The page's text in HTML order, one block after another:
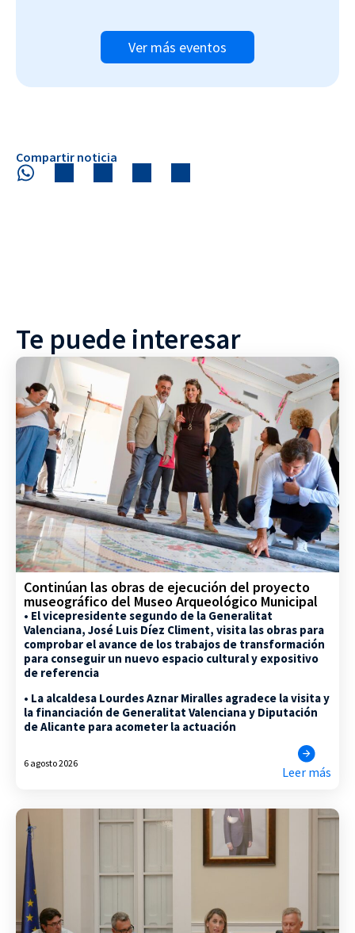
Ver más eventos
Compartir noticia
Te puede interesar
Continúan las obras de ejecución del proyecto
museográfico del Museo Arqueológico Municipal
• El vicepresidente segundo de la Generalitat
Valenciana, José Luis Díez Climent, visita las obras para
comprobar el avance de los trabajos de transformación
para conseguir un nuevo espacio cultural y expositivo
de referencia
• La alcaldesa Lourdes Aznar Miralles agradece la visita y
la financiación de Generalitat Valenciana y Diputación
de Alicante para acometer la actuación
6 agosto 2026
Leer más